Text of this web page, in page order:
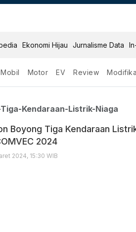
Ekonomi Hijau Jurnalisme Data
Mobil Motor EV Review
Tiga
Kendaraan-Listrik-Niaga
Boyong Tiga Kendaraan
2024
2024, 15:30 WIB